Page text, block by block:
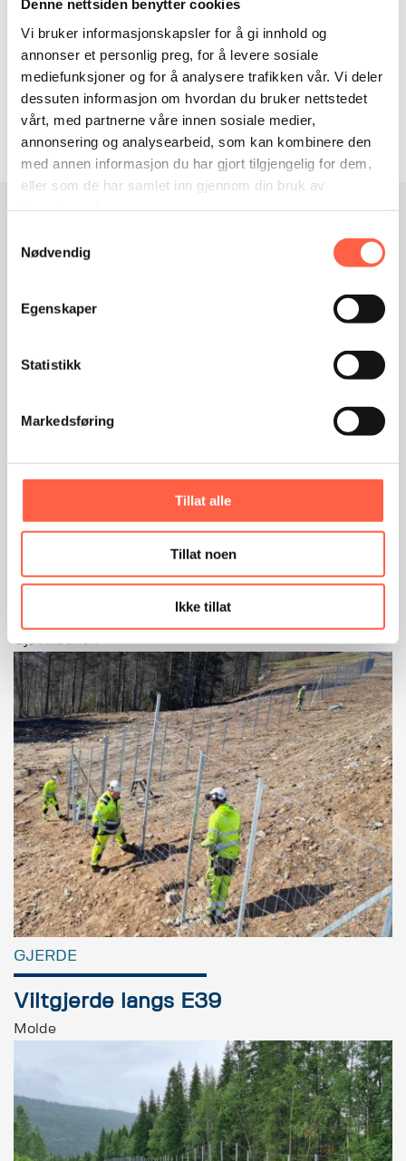
Denne nettsiden benytter cookies
Vi bruker informasjonskapsler for å gi innhold og
annonser et personlig preg, for å levere sosiale
mediefunksjoner og for å analysere trafikken vår. Vi deler
dessuten informasjon om hvordan du bruker nettstedet
vårt, med partnerne våre innen sosiale medier,
annonsering og analysearbeid, som kan kombinere den
med annen informasjon du har gjort tilgjengelig for dem,
eller som de har samlet inn gjennom din bruk av
Nødvendig
Egenskaper
Statistikk
Markedsføring
Tillat alle
Tillat noen
Ikke tillat
Høyde: 2450 mm
Trådtykkelser: vertikal og horisontal 3 mm kanttråd 3,4
mm
Ruller a 50 m
Motorvei og hjortegjerde
Sveiset nett
Viltgjerder langs Gjøvikbanen
Gjøvikbanen
GJERDE
Viltgjerde langs E39
Molde